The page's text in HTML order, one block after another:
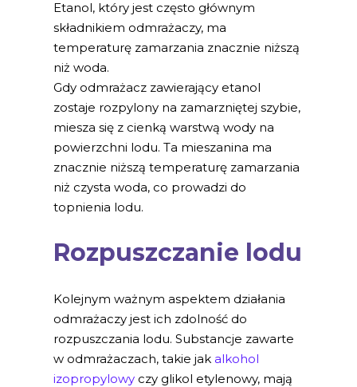
Etanol, który jest często głównym
składnikiem odmrażaczy, ma
temperaturę zamarzania znacznie niższą
niż woda.
Gdy odmrażacz zawierający etanol
zostaje rozpylony na zamarzniętej szybie,
miesza się z cienką warstwą wody na
powierzchni lodu. Ta mieszanina ma
znacznie niższą temperaturę zamarzania
niż czysta woda, co prowadzi do
topnienia lodu.
Rozpuszczanie lodu
Kolejnym ważnym aspektem działania
odmrażaczy jest ich zdolność do
rozpuszczania lodu. Substancje zawarte
w odmrażaczach, takie jak alkohol
izopropylowy czy glikol etylenowy, mają